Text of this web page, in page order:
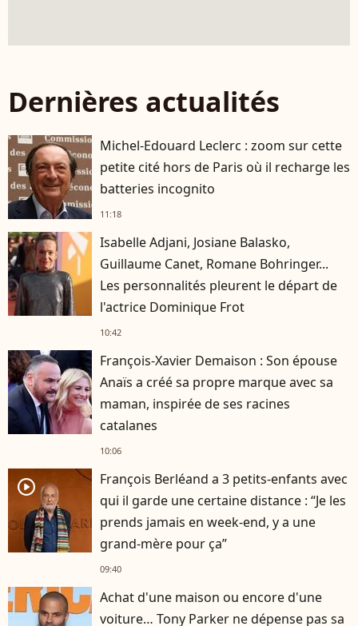
Dernières actualités
Michel-Edouard Leclerc : zoom sur cette
petite cité hors de Paris où il recharge les
batteries incognito
11:18
Isabelle Adjani, Josiane Balasko,
Guillaume Canet, Romane Bohringer...
Les personnalités pleurent le départ de
l'actrice Dominique Frot
10:42
François-Xavier Demaison : Son épouse
Anaïs a créé sa propre marque avec sa
maman, inspirée de ses racines
catalanes
10:06
player2
François Berléand a 3 petits-enfants avec
qui il garde une certaine distance : “Je les
prends jamais en week-end, y a une
grand-mère pour ça”
09:40
Achat d'une maison ou encore d'une
voiture… Tony Parker ne dépense pas sa